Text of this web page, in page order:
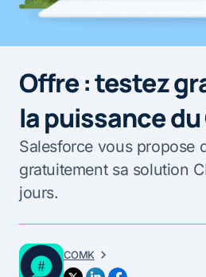
Offre : testez
la puissance du
Salesforce vous propose
gratuitement sa solution
jours.
COMK